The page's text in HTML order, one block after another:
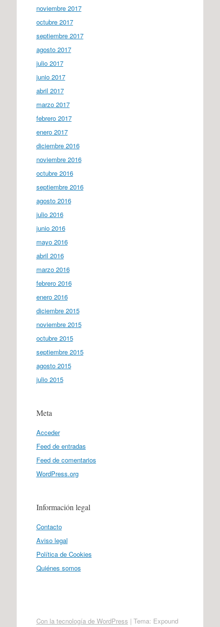
noviembre 2017
octubre 2017
septiembre 2017
agosto 2017
julio 2017
junio 2017
abril 2017
marzo 2017
febrero 2017
enero 2017
diciembre 2016
noviembre 2016
octubre 2016
septiembre 2016
agosto 2016
julio 2016
junio 2016
mayo 2016
abril 2016
marzo 2016
febrero 2016
enero 2016
diciembre 2015
noviembre 2015
octubre 2015
septiembre 2015
agosto 2015
julio 2015
Meta
Acceder
Feed de entradas
Feed de comentarios
WordPress.org
Información legal
Contacto
Aviso legal
Política de Cookies
Quiénes somos
Con la tecnología de WordPress | Tema: Expound